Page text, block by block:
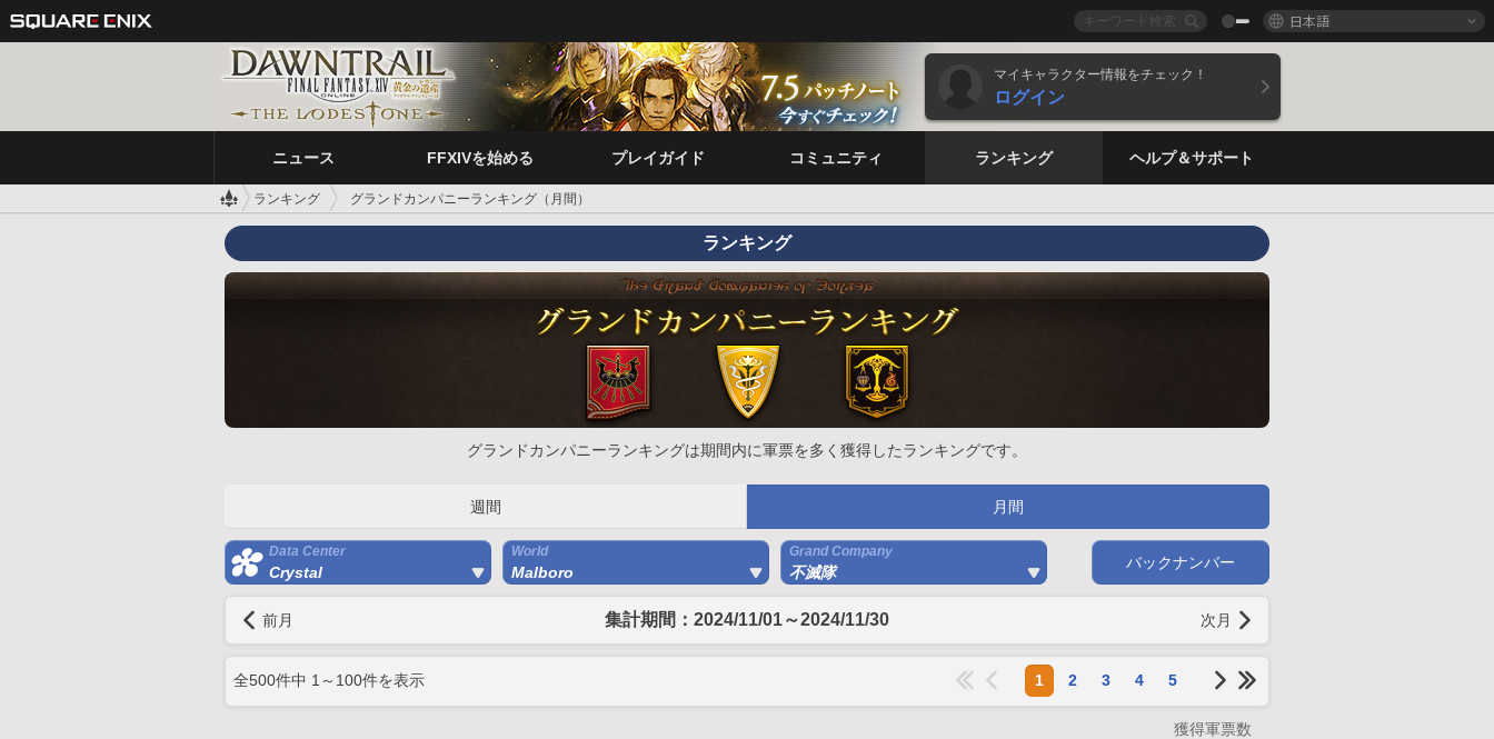
日本語
マイキャラクター情報をチェック！
ログイン
ニュース FFXIVを始める プレイガイド コミュニティ ランキング ヘルプ＆サポート
ランキング グランドカンパニーランキング（月間）
ランキング
グランドカンパニーランキングは期間内に軍票を多く獲得したランキングです。
週間 月間
Data Center
Crystal
World
Malboro
Grand Company
不滅隊
バックナンバー
前月 集計期間：2024/11/01～2024/11/30 次月
全500件中 1 ～ 100件を表示 1 2 3 4 5
獲得軍票数